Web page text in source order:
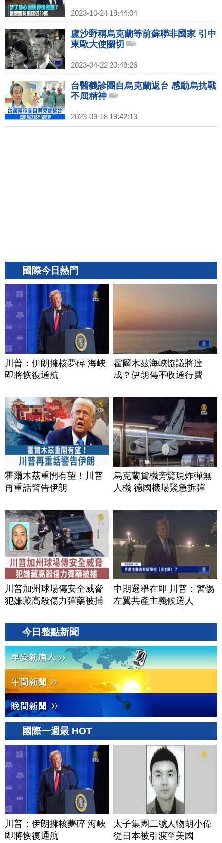
2023-10-24 19:44:04
盧沙野稱烏克蘭等前蘇聯非國家 引中
東歐大使關切
2023-04-22 20:48:26
台醫義診團自烏克蘭返台 感動烏抗戰
不屈精神
2023-09-18 19:42:13
國際今日熱門
川普：伊朗擁核夢碎 海峽
即將恢復通航
霍爾木茲海峽協議將達
成？伊朗傳不收通行費
霍爾木茲重開有望！川普
再重話警告伊朗
烏克蘭貨機旁驚現炸彈無
人機 德國機場緊急拆彈
川普加州球場傳安全威脅
犯嫌藏高殺傷力彈藥被捕
中期選舉在即 川普：警惕
左翼共產主義候選人
今日整點新聞
國際一週最 HOT
川普：伊朗擁核夢碎 海峽
即將恢復通航
太子集團二號人物胡小偉
從日本被引渡至美國